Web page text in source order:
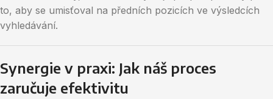
to, aby se umisťoval na předních pozicích ve výsledcích
vyhledávání.
Synergie v praxi: Jak náš proces
zaručuje efektivitu